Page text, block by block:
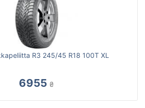
R3 245/45 R18 100T XL
6955 ₴